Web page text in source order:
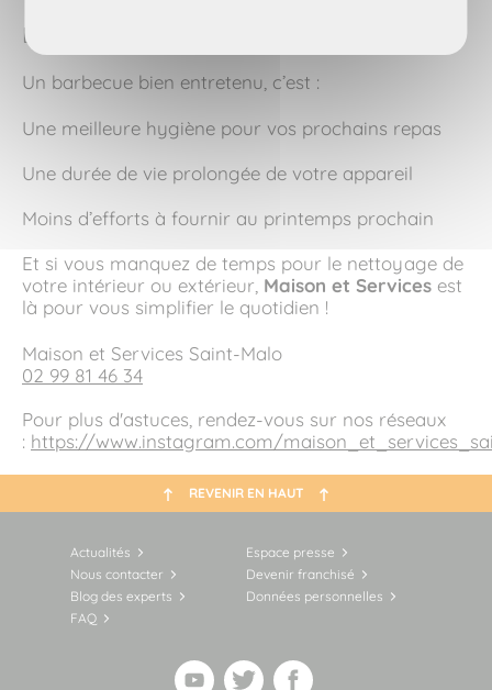
En résumé
Un barbecue bien entretenu, c’est :
Une meilleure hygiène pour vos prochains repas
Une durée de vie prolongée de votre appareil
Moins d’efforts à fournir au printemps prochain
Et si vous manquez de temps pour le nettoyage de
votre intérieur ou extérieur, Maison et Services est
là pour vous simplifier le quotidien !
Maison et Services Saint-Malo
02 99 81 46 34
Pour plus d'astuces, rendez-vous sur nos réseaux
: https://www.instagram.com/
REVENIR EN HAUT
Actualités
Espace presse
Nous contacter
Devenir franchisé
Blog des experts
Données personnelles
FAQ